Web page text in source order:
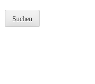
Suchen